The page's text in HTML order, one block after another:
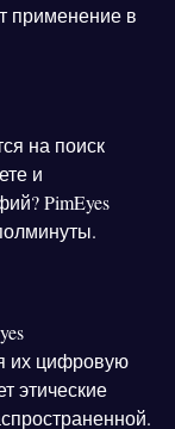
применение в
на поиск
и
PimEyes
их цифровую
этические